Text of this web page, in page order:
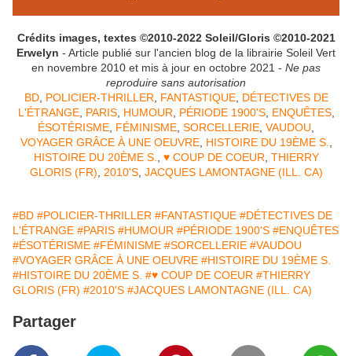
Crédits images, textes ©2010-2022 Soleil/Gloris ©2010-2021
Erwelyn - Article publié sur l'ancien blog de la librairie Soleil Vert
en novembre 2010 et mis à jour en octobre 2021 - Ne pas
reproduire sans autorisation
BD, POLICIER-THRILLER FANTASTIQUE, DÉTECTIVES DE
L'ÉTRANGE, PARIS, HUMOUR PÉRIODE 1900'S, ENQUÊTES,
ÉSOTÉRISME FÉMINISME SORCELLERIE VAUDOU
VOYAGER GRÂCE À UNE OEUVRE, HISTOIRE DU 19ÈME S.
HISTOIRE DU 20ÈME S.
♥ COUP DE COEUR THIERRY
GLORIS (FR)
2010'S, JACQUES LAMONTAGNE (ILL. CA)
#BD #POLICIER-THRILLER #FANTASTIQUE #DÉTECTIVES DE
L'ÉTRANGE #PARIS #HUMOUR #PÉRIODE 1900'S #ENQUÊTES
#ÉSOTÉRISME #FÉMINISME #SORCELLERIE #VAUDOU
#VOYAGER GRÂCE À UNE OEUVRE #HISTOIRE DU 19ÈME S.
#HISTOIRE DU 20ÈME S. #♥ COUP DE COEUR #THIERRY
GLORIS (FR) #2010'S #JACQUES LAMONTAGNE (ILL. CA)
Partager